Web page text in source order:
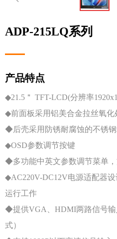
ADP-215LQ系列
产品特点
◆21.5＂ TFT-LCD(分辨率
◆前面板采用铝美合金拉丝氧化
◆后壳采用防锈耐腐蚀的不锈
◆OSD参数调节按键
◆多功能中英文参数调节菜单
◆AC220V-DC12V电源适配器
运行工作
◆提供VGA、HDMI两路信号输
式）